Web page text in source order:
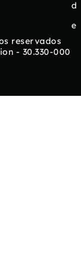
d
e
reservados
- 30.330-000